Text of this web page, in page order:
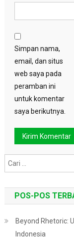
Simpan nama,
email, dan situs
web saya pada
peramban ini
untuk komentar
saya berikutnya.
POS-POS
Beyond Rhetoric:
Indonesia